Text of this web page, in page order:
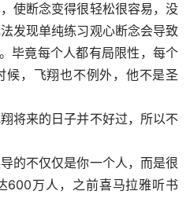
使断念变得很轻松很容易，没
发现单纯练习观心断念会导致
毕竟每个人都有局限性，每个
候，飞翔也不例外，他不是圣
将来的日子并不好过，所以不
的不仅仅是你一个人，而是很
600万人，之前喜马拉雅听书